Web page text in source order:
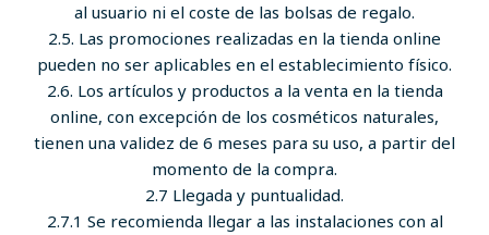
al usuario ni el coste de las bolsas de regalo.
2.5. Las promociones realizadas en la tienda online
pueden no ser aplicables en el establecimiento físico.
2.6. Los artículos y productos a la venta en la tienda
online, con excepción de los cosméticos naturales,
tienen una validez de 6 meses para su uso, a partir del
momento de la compra.
2.7 Llegada y puntualidad.
2.7.1 Se recomienda llegar a las instalaciones con al